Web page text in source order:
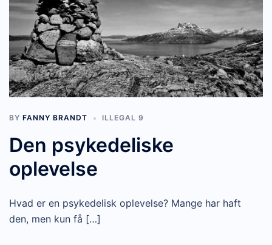
BY FANNY BRANDT ILLEGAL 9
Den psykedeliske
oplevelse
Hvad er en psykedelisk oplevelse? Mange har haft
den, men kun få […]